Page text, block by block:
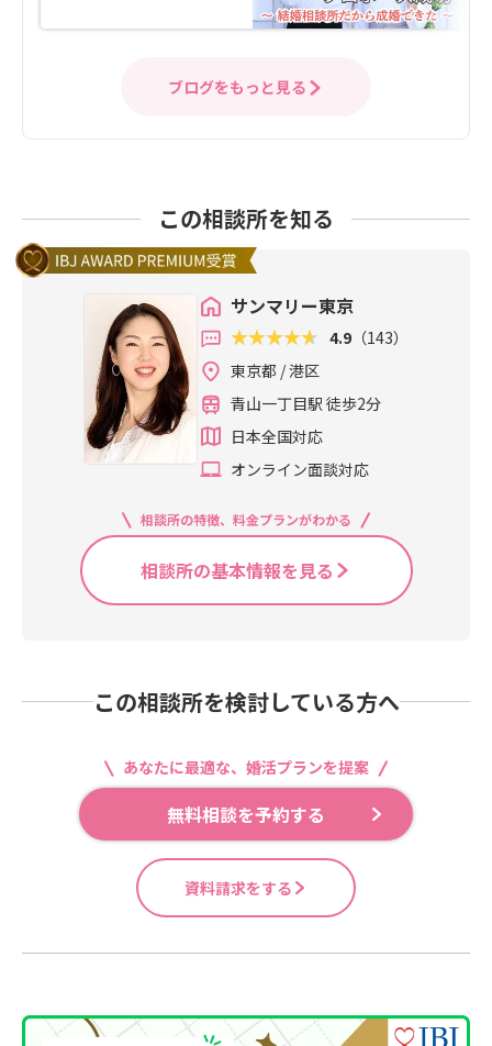
ブログをもっと見る
この相談所を知る
サンマリー東京
4.9 （143）
東京都 / 港区
青山一丁目駅 徒歩2分
日本全国対応
オンライン面談対応
相談所の特徴、料金プランがわかる
相談所の基本情報を見る
この相談所を検討している方へ
あなたに最適な、婚活プランを提案
無料相談を予約する
資料請求をする